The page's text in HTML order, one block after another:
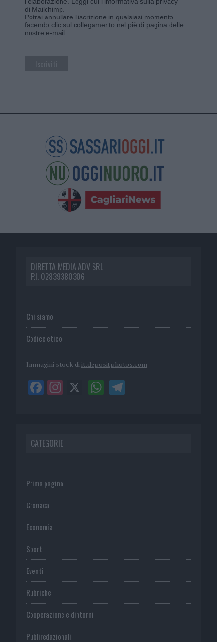
di Mailchimp
Potrai annullare l'iscrizione in qualsiasi momento
facendo clic sul collegamento nel piè di pagina delle
nostre e-mail.
DIRETTA MEDIA ADV SRL
P.I. 02839380306
Chi siamo
Codice etico
Immagini stock di it.depositphotos.com
CATEGORIE
Prima pagina
Cronaca
Economia
Sport
Eventi
Rubriche
Cooperazione e dintorni
Publiredazionali